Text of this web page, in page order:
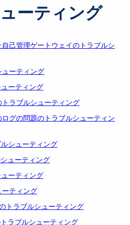
ーティング
己管理ゲートウェイのトラブルシ
ーティング
ーティング
ラブルシューティング
グの問題のトラブルシューティン
シューティング
ューティング
ーティング
ティング
トラブルシューティング
ラブルシューティング